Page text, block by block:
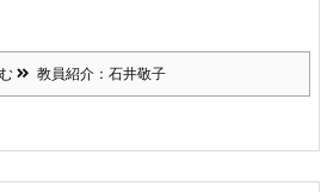
教員紹介：石井敬子